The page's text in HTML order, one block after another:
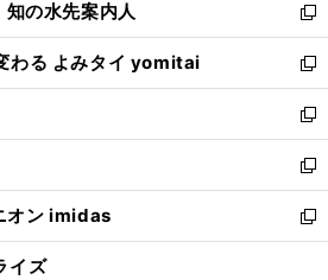
く
ド
ウ
で
開
く
ィ
ン
ド
ウ
で
開
く
い
ウ
ィ
ン
ド
ウ
で
開
く
の水先案内人
新
し
い
ウ
ィ
ン
ド
ウ
で
開
わる よみタイ yomitai
新
し
い
ウ
ィ
ン
ド
ウ
新
し
い
ウ
ィ
ン
新
し
い
ウ
オン imidas
新
し
イズ